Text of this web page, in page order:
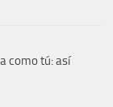
como tú: así